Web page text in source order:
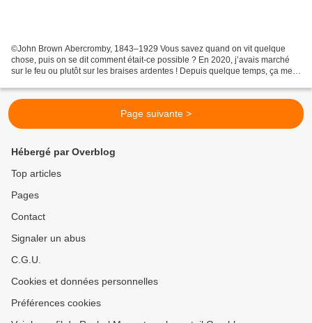
©John Brown Abercromby, 1843–1929 Vous savez quand on vit quelque
chose, puis on se dit comment était-ce possible ? En 2020, j’avais marché
sur le feu ou plutôt sur les braises ardentes ! Depuis quelque temps, ça me
Page suivante >
Hébergé par Overblog
Top articles
Pages
Contact
Signaler un abus
C.G.U.
Cookies et données personnelles
Préférences cookies